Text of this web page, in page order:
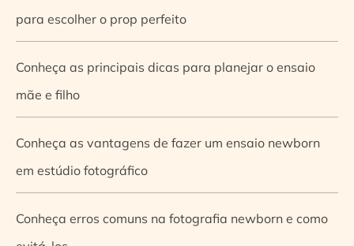
para escolher o prop perfeito
Conheça as principais dicas para planejar o ensaio
mãe e filho
Conheça as vantagens de fazer um ensaio newborn
em estúdio fotográfico
Conheça erros comuns na fotografia newborn e como